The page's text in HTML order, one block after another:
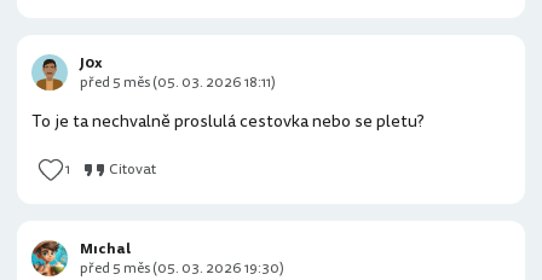
To je ta nechvalně proslulá cestovka nebo se pletu?
1 Citovat
J0x
před 5 měs (05. 03. 2026 18:11)
Mıchal
před 5 měs (05. 03. 2026 19:30)